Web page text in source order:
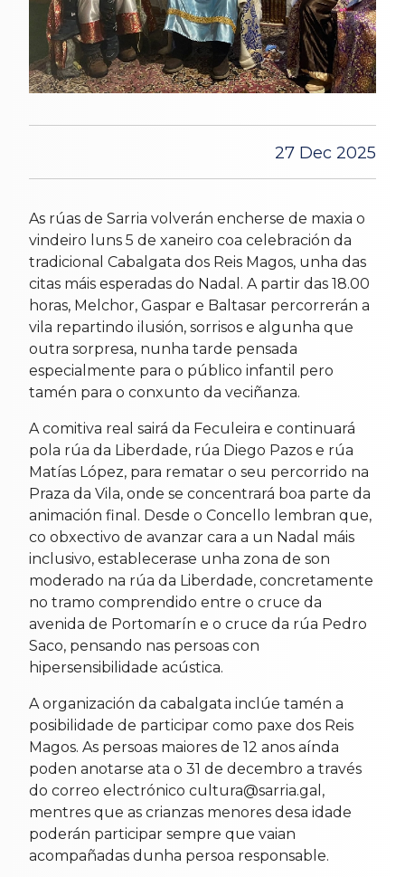
27 Dec 2025
As rúas de Sarria volverán encherse de maxia o
vindeiro luns 5 de xaneiro coa celebración da
tradicional Cabalgata dos Reis Magos, unha das
citas máis esperadas do Nadal. A partir das 18.00
horas, Melchor, Gaspar e Baltasar percorrerán a
vila repartindo ilusión, sorrisos e algunha que
outra sorpresa, nunha tarde pensada
especialmente para o público infantil pero
tamén para o conxunto da veciñanza.
A comitiva real sairá da Feculeira e continuará
pola rúa da Liberdade, rúa Diego Pazos e rúa
Matías López, para rematar o seu percorrido na
Praza da Vila, onde se concentrará boa parte da
animación final. Desde o Concello lembran que,
co obxectivo de avanzar cara a un Nadal máis
inclusivo, establecerase unha zona de son
moderado na rúa da Liberdade, concretamente
no tramo comprendido entre o cruce da
avenida de Portomarín e o cruce da rúa Pedro
Saco, pensando nas persoas con
hipersensibilidade acústica.
A organización da cabalgata inclúe tamén a
posibilidade de participar como paxe dos Reis
Magos. As persoas maiores de 12 anos aínda
poden anotarse ata o 31 de decembro a través
do correo electrónico cultura@sarria.gal,
mentres que as crianzas menores desa idade
poderán participar sempre que vaian
acompañadas dunha persoa responsable.